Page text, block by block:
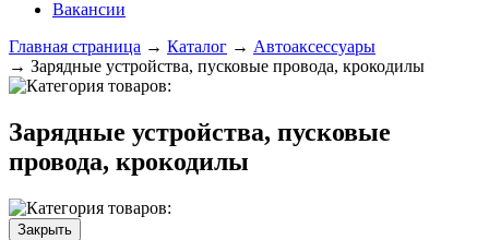
Вакансии
Главная страница → Каталог → Автоаксессуары
→ Зарядные устройства, пусковые провода, крокодилы
Зарядные устройства, пусковые
провода, крокодилы
Закрыть